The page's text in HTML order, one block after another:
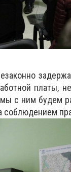
платы,
с ним будем
соблюдением